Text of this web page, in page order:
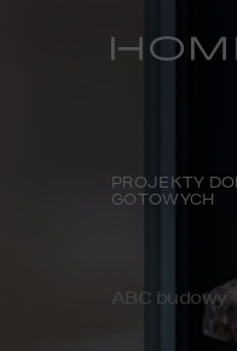
PROJEKTY
GOTOWYCH
ABC budowy